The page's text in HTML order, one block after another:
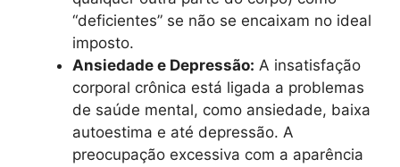
“deficientes” se não se encaixam no ideal
imposto.
Ansiedade e Depressão: A insatisfação
corporal crônica está ligada a problemas
de saúde mental, como ansiedade, baixa
autoestima e até depressão. A
preocupação excessiva com a aparência